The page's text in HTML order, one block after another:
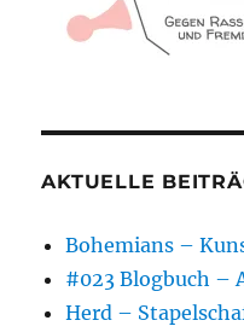
AKTUELLE
Bohemians –
#023 Blogbuch –
Herd –